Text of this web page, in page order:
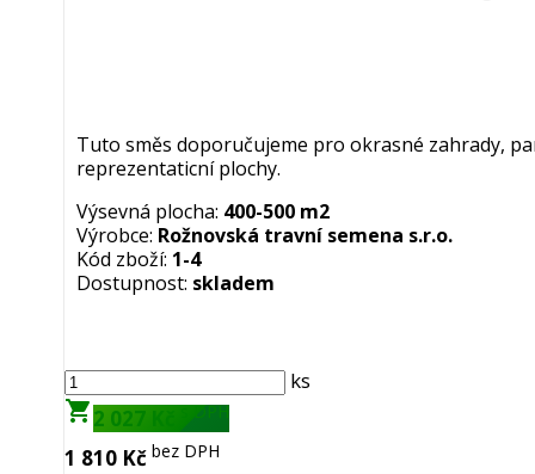
Tuto směs doporučujeme pro okrasné zahrady,
reprezentaticní plochy.
Výsevná plocha: 400-500 m2
Výrobce: Rožnovská travní semena s.r.o.
Kód zboží: 1-4
Dostupnost: skladem
ks
shopping_cart2 027 Kč s DPH
1 810 Kč bez DPH